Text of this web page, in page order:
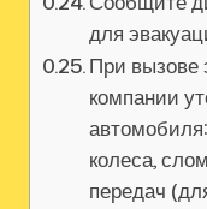
для
При вызове
компании
колеса,
передач